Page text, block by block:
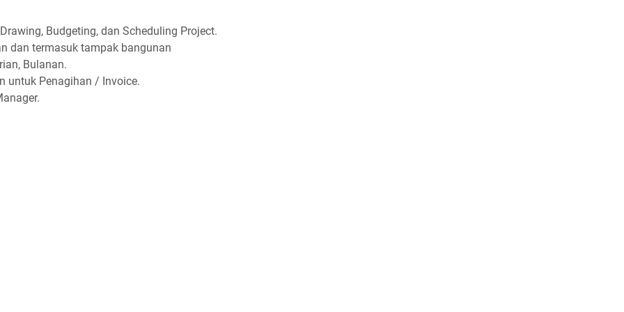
Budgeting, dan Scheduling Project.
dan termasuk tampak bangunan
Bulanan.
untuk Penagihan / Invoice.